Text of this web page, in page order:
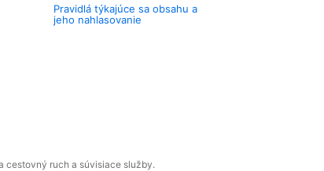
Pravidlá týkajúce sa obsahu a
jeho nahlasovanie
cestovný ruch a súvisiace služby.